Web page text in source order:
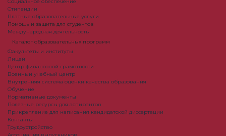
Стипендии
Платные образовательные услуги
Помощь и защита для студентов
Международная деятельность
Каталог образовательных программ
Факультеты и институты
Лицей
Центр финансовой грамотности
Военный учебный центр
Внутренняя система оценки качества образования
Обучение
Нормативные документы
Полезные ресурсы для аспирантов
Прикрепление для написания кандидатской диссертации
Контакты
Трудоустройство